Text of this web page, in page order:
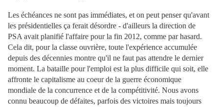
Les échéances ne sont pas immédiates, et on peut penser qu'avant
les présidentielles ça ferait désordre - d'ailleurs la direction de
PSA avait planifié l'affaire pour la fin 2012, comme par hasard.
Cela dit, pour la classe ouvrière, toute l'expérience accumulée
depuis des décennies montre qu'il ne faut pas attendre le dernier
moment. La bataille pour l'emploi est la plus difficile qui soit, elle
affronte le capitalisme au coeur de la guerre économique
mondiale de la concurrence et de la compétitivité. Nous avons
connu beaucoup de défaites, parfois des victoires mais toujours